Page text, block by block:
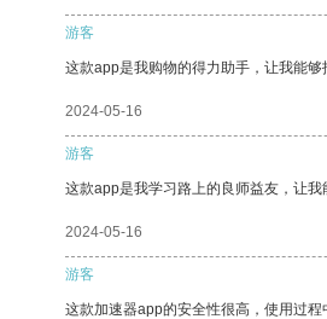
游客
这款app是我购物的得力助手，让我能够
2024-05-16
游客
这款app是我学习路上的良师益友，让我
2024-05-16
游客
这款加速器app的安全性很高，使用过